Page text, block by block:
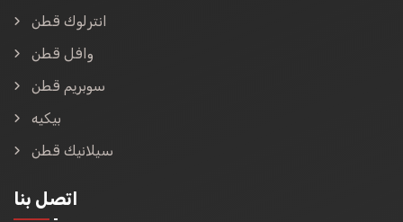
انترلوك قطن
وافل قطن
سوبريم قطن
بيكيه
سيلانيك قطن
اتصل بنا